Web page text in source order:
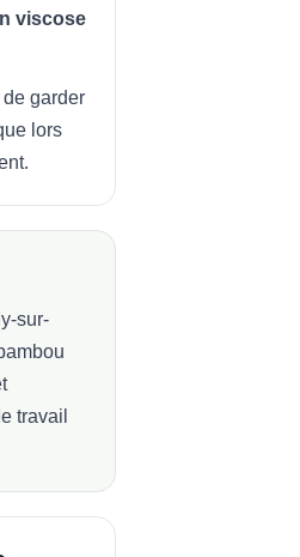
viscose
de garder
lors
sur-
travail